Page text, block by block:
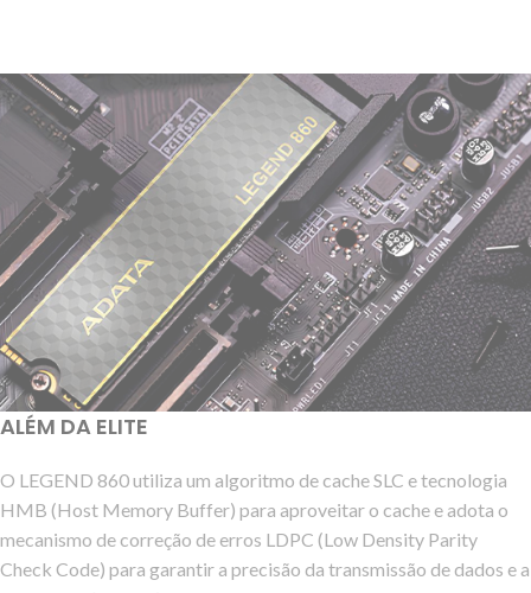
ALÉM DA ELITE
O LEGEND 860 utiliza um algoritmo de cache SLC e tecnologia
HMB (Host Memory Buffer) para aproveitar o cache e adota o
mecanismo de correção de erros LDPC (Low Density Parity
Check Code) para garantir a precisão da transmissão de dados e a